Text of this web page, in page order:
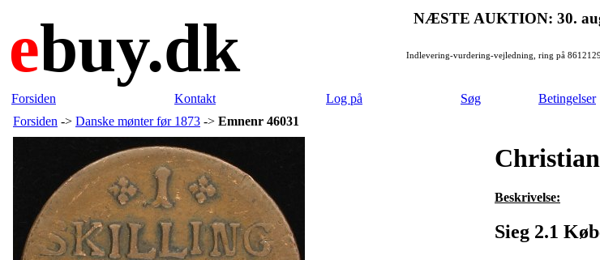
ebuy.dk NÆSTE AUKTION: 30.
Indlevering-vurdering-vejledning, ring på
Forsiden Kontakt Log på Søg Betingelser
Forsiden -> Danske mønter før 1873 -> Emnenr 46031
Beskrivelse:
Sieg 2.1